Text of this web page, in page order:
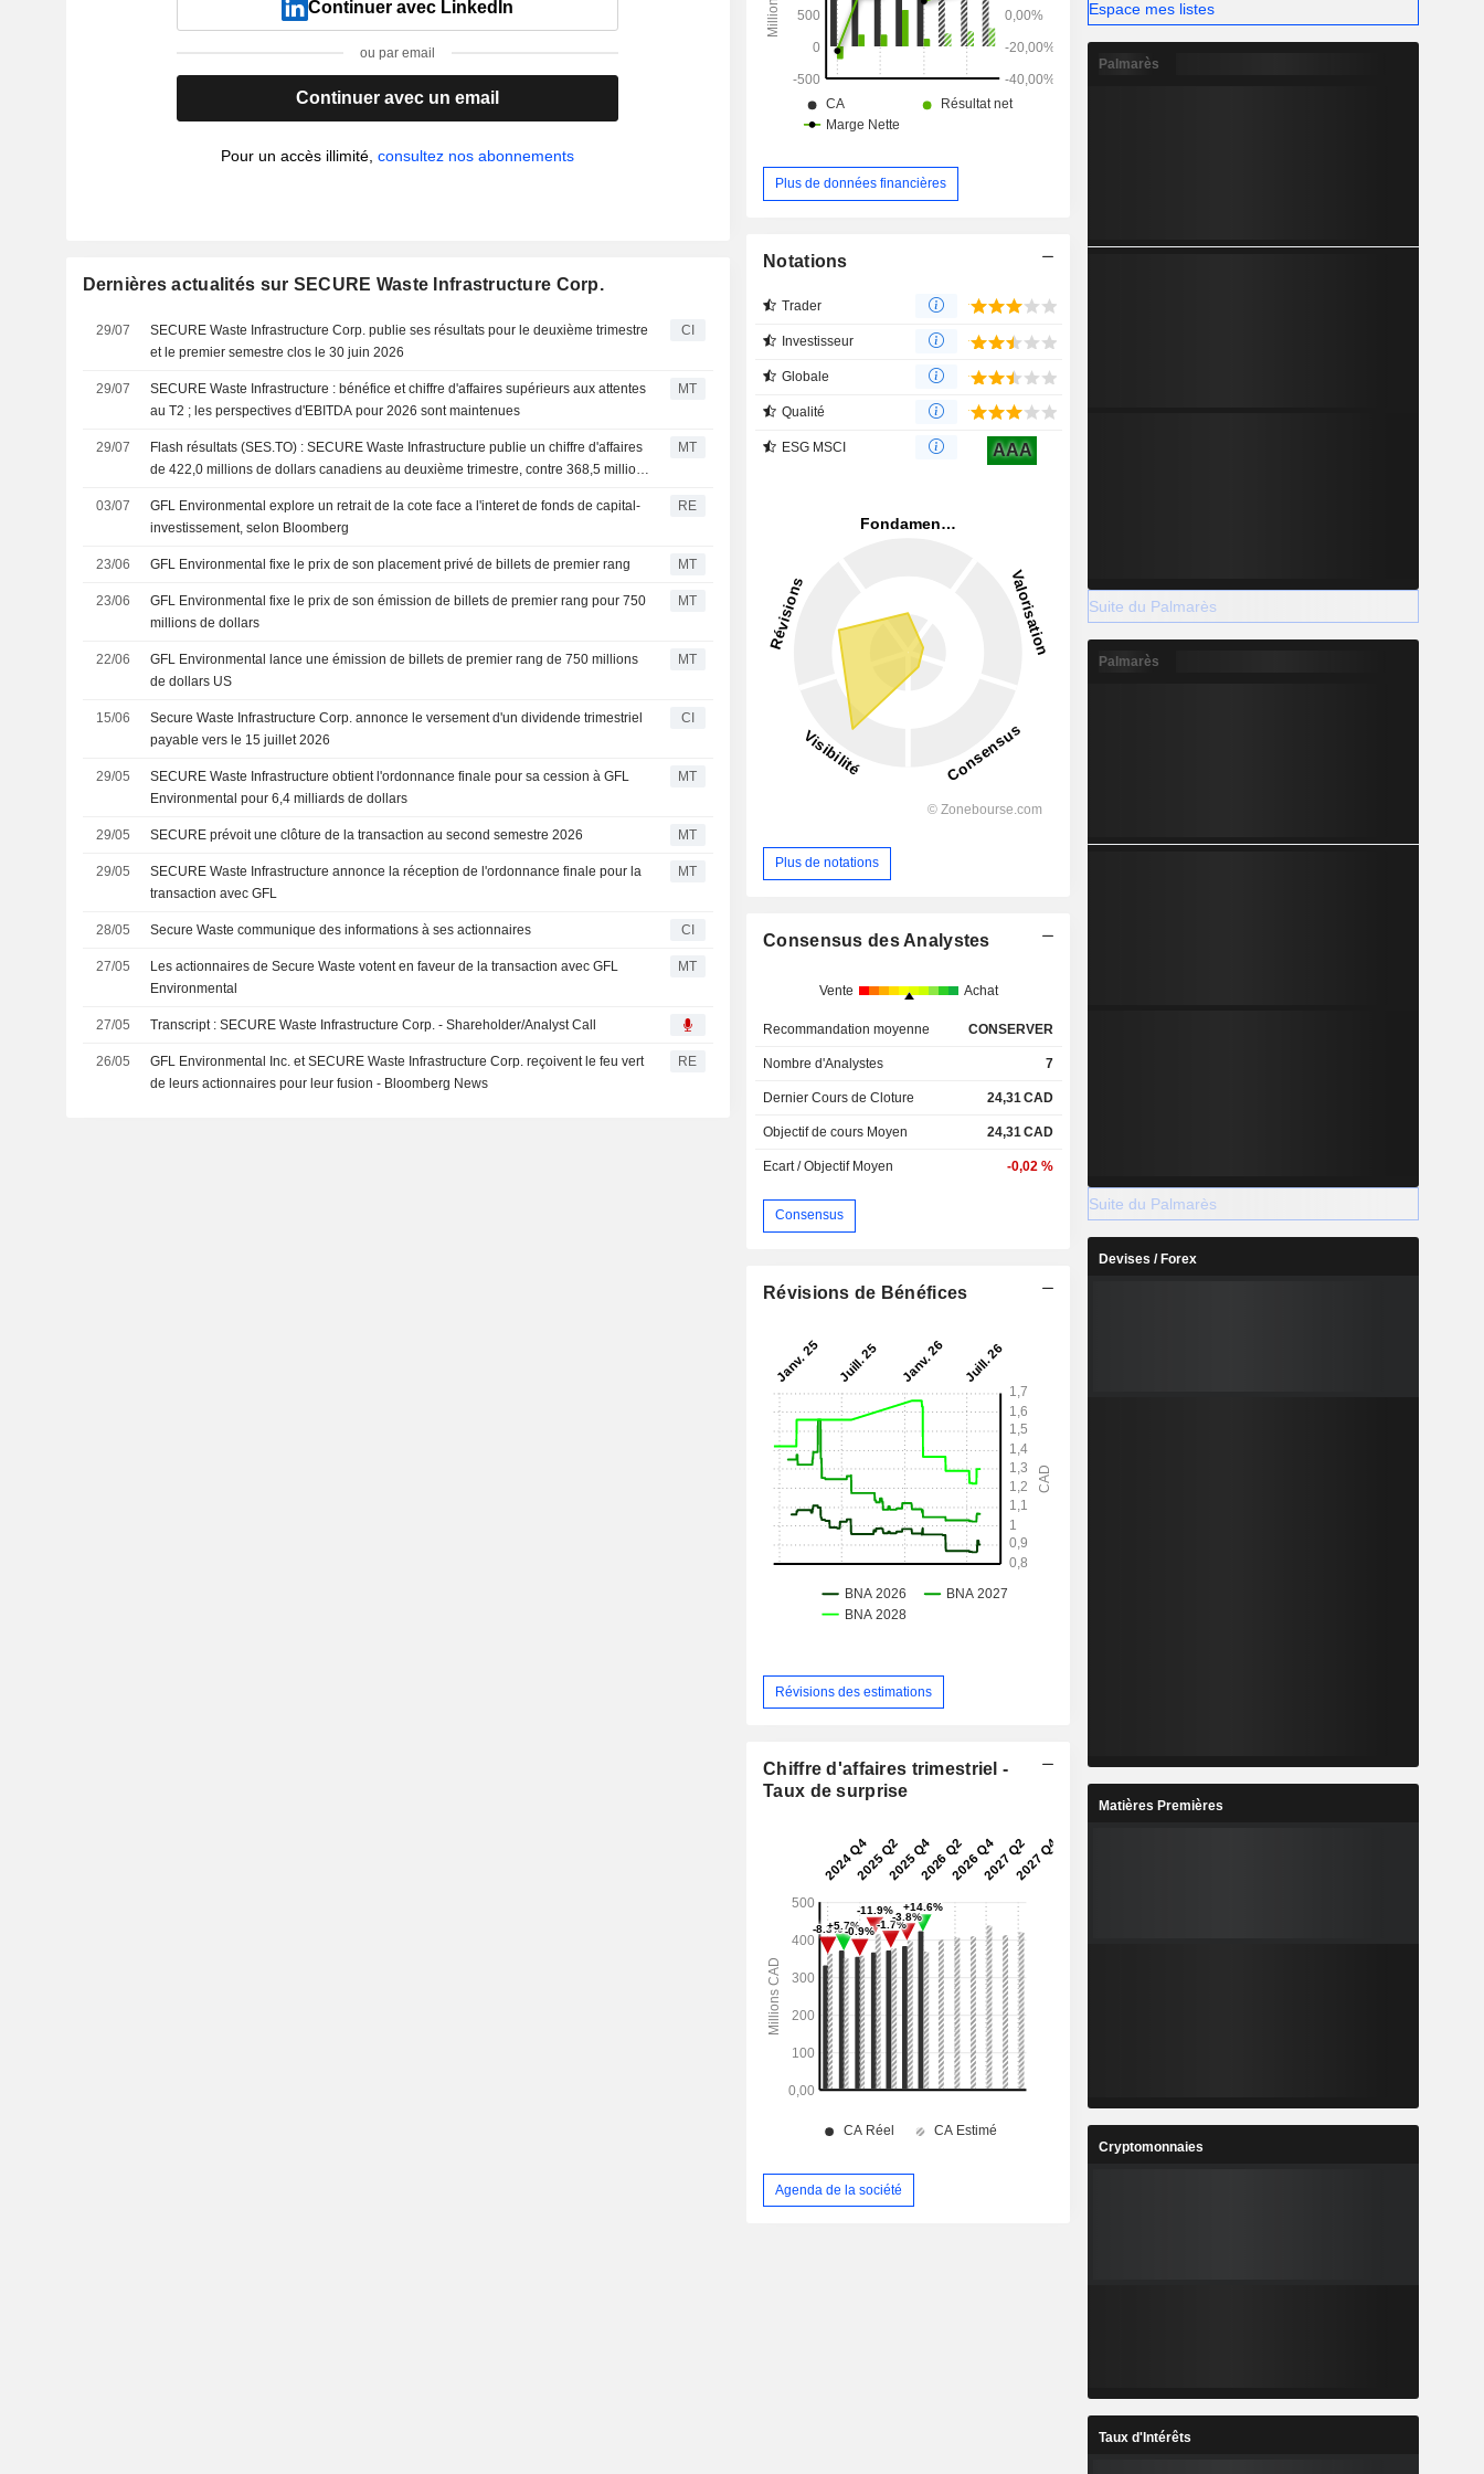
Continuer avec LinkedIn
ou par email
Continuer avec un email
Pour un accès illimité,consultez nos abonnements
Dernières actualités sur SECURE Waste Infrastructure Corp.
29/07
SECURE Waste Infrastructure Corp. publie ses résultats pour le deuxième trimestre
et le premier semestre clos le 30 juin 2026
CI
29/07
SECURE Waste Infrastructure : bénéfice et chiffre d'affaires supérieurs aux attentes
au T2 ; les perspectives d'EBITDA pour 2026 sont maintenues
MT
29/07
Flash résultats (SES.TO) : SECURE Waste Infrastructure publie un chiffre d'affaires
de 422,0 millions de dollars canadiens au deuxième trimestre, contre 368,5 millions
MT
03/07
GFL Environmental explore un retrait de la cote face a l'interet de fonds de capital-
investissement, selon Bloomberg
RE
23/06 GFL Environmental fixe le prix de son placement privé de billets de premier rang MT
23/06
GFL Environmental fixe le prix de son émission de billets de premier rang pour 750
millions de dollars
MT
22/06
GFL Environmental lance une émission de billets de premier rang de 750 millions
de dollars US
MT
15/06
Secure Waste Infrastructure Corp. annonce le versement d'un dividende trimestriel
payable vers le 15 juillet 2026
CI
29/05
SECURE Waste Infrastructure obtient l'ordonnance finale pour sa cession à GFL
Environmental pour 6,4 milliards de dollars
MT
29/05 SECURE prévoit une clôture de la transaction au second semestre 2026 MT
29/05
SECURE Waste Infrastructure annonce la réception de l'ordonnance finale pour la
transaction avec GFL
MT
28/05 Secure Waste communique des informations à ses actionnaires CI
27/05
Les actionnaires de Secure Waste votent en faveur de la transaction avec GFL
Environmental
MT
27/05 Transcript : SECURE Waste Infrastructure Corp. - Shareholder/Analyst Call
26/05
GFL Environmental Inc. et SECURE Waste Infrastructure Corp. reçoivent le feu vert
de leurs actionnaires pour leur fusion - Bloomberg News
RE
liquides dérivés du gaz naturel, par le biais de
transactions, de mélanges et de stockage.
Plus de données financières
Notations
Trader
Investisseur
Globale
Qualité
ESG MSCI AAA
Plus de notations
Consensus des Analystes
Vente Achat
Recommandation moyenne CONSERVER
Nombre d'Analystes 7
Dernier Cours de Cloture 24,31 CAD
Objectif de cours Moyen 24,31 CAD
Ecart / Objectif Moyen -0,02 %
Consensus
Révisions de Bénéfices
Révisions des estimations
Chiffre d'affaires trimestriel -
Taux de surprise
Agenda de la société
Espace mes listes
Palmarès
Suite du Palmarès
Palmarès
Suite du Palmarès
Devises / Forex
Matières Premières
Cryptomonnaies
Taux d'Intérêts